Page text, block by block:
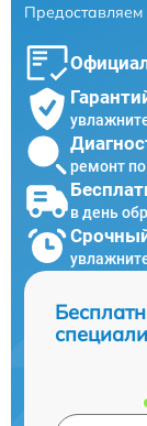
ремонт
в день